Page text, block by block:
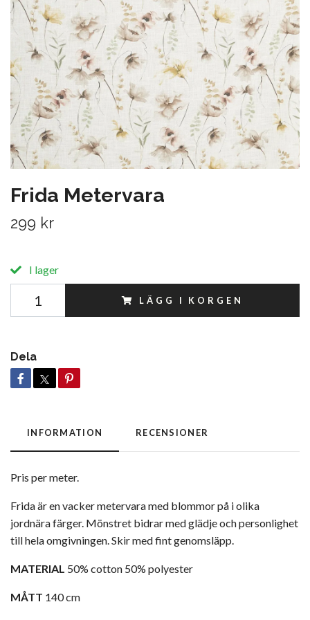
Frida Metervara
299 kr
I lager
LÄGG I KORGEN
Dela
INFORMATION RECENSIONER
Pris per meter.
Frida är en vacker metervara med blommor på i olika
jordnära färger. Mönstret bidrar med glädje och personlighet
till hela omgivningen. Skir med fint genomsläpp.
MATERIAL 50% cotton 50% polyester
MÅTT 140 cm